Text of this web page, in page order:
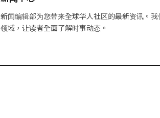
新闻编辑部为您带来全球华人社区的最新资讯。
领域，让读者全面了解时事动态。